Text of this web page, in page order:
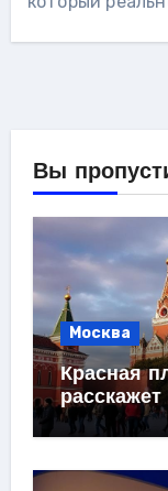
Вы
Москва
Красная